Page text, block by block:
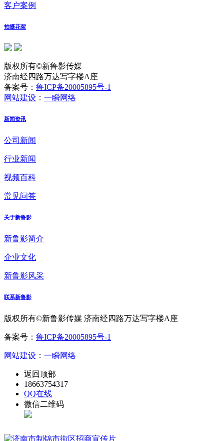
客户案例
拍摄花絮
版权所有©新鲁影传媒
济南经四路万达写字楼A座
备案号： 鲁ICP备20005895号-1
网站建设 ： 一瞬网络
新闻资讯
公司新闻
行业新闻
视频百科
常见问答
关于新鲁影
新鲁影简介
企业文化
新鲁影风采
联系新鲁影
版权所有©新鲁影传媒 济南经四路万达写字楼A座
备案号： 鲁ICP备20005895号-1
网站建设 ： 一瞬网络
返回顶部
18663754317
QQ在线
微信二维码